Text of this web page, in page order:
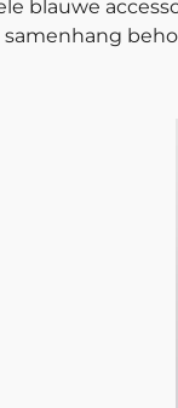
blauwe